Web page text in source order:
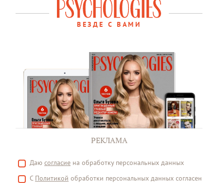
ВЕЗДЕ С ВАМИ
РЕКЛАМА
Даю согласие на обработку персональных данных
С Политикой обработки персональных данных согласен